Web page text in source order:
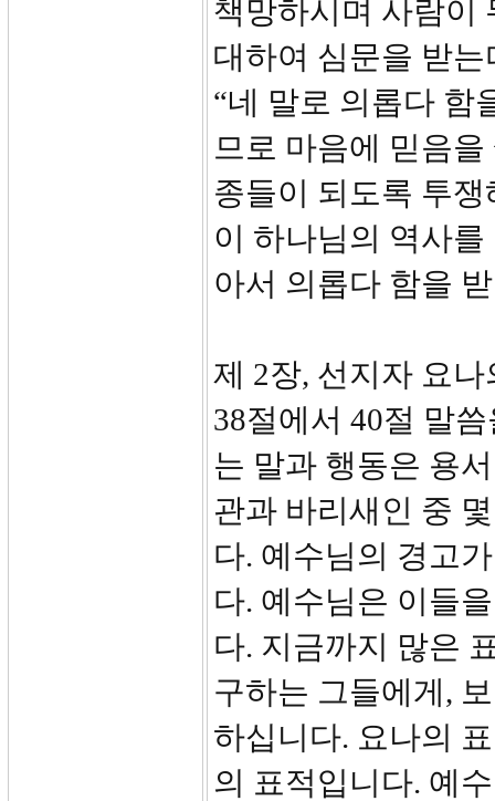
책망하시며 사람이
대하여 심문을 받
“네 말로 의롭다 함
므로 마음에 믿음
종들이 되도록 투
이 하나님의 역사
아서 의롭다 함을
제 2장, 선지자 요
38절에서 40절 말
는 말과 행동은 용
관과 바리새인 중
다. 예수님의 경고
다. 예수님은 이들
다. 지금까지 많은
구하는 그들에게,
하십니다. 요나의
의 표적입니다. 예